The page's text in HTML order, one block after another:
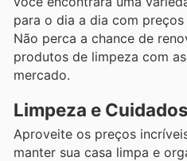
para o dia a dia com
Não perca a chance de
produtos de limpeza com
mercado.
Limpeza e
Aproveite os preços
manter sua casa limpa e